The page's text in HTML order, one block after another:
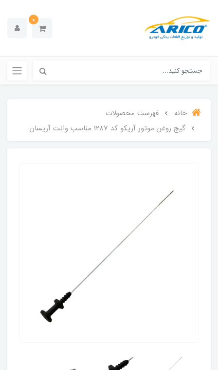
0
خانه
فهرست محصولات
گیج روغن موتور آریکو کد 1287 مناسب وانت آریسان